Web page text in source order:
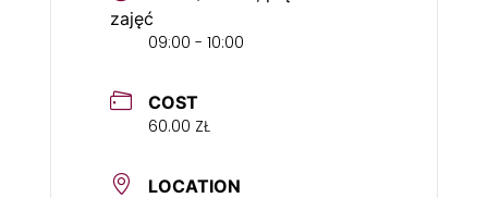
zajęć
09:00 - 10:00
COST
60.00 ZŁ
LOCATION